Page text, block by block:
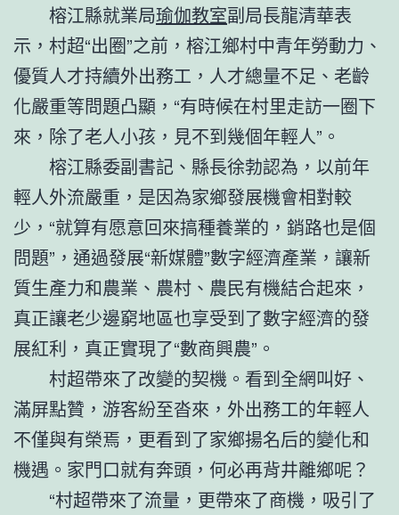
榕江縣就業局瑜伽教室副局長龍清華表
示，村超“出圈”之前，榕江鄉村中青年勞動力、
優質人才持續外出務工，人才總量不足、老齡
化嚴重等問題凸顯，“有時候在村里走訪一圈下
來，除了老人小孩，見不到幾個年輕人”。
榕江縣委副書記、縣長徐勃認為，以前年
輕人外流嚴重，是因為家鄉發展機會相對較
少，“就算有愿意回來搞種養業的，銷路也是個
問題”，通過發展“新媒體”數字經濟產業，讓新
質生產力和農業、農村、農民有機結合起來，
真正讓老少邊窮地區也享受到了數字經濟的發
展紅利，真正實現了“數商興農”。
村超帶來了改變的契機。看到全網叫好、
滿屏點贊，游客紛至沓來，外出務工的年輕人
不僅與有榮焉，更看到了家鄉揚名后的變化和
機遇。家門口就有奔頭，何必再背井離鄉呢？
“村超帶來了流量，更帶來了商機，吸引了